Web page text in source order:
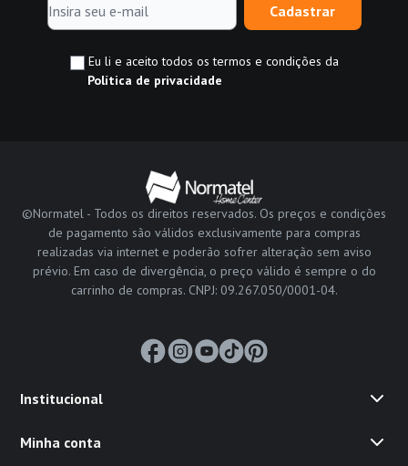
Cadastrar
Eu li e aceito todos os termos e condições da
Política de privacidade
©Normatel - Todos os direitos reservados. Os preços e condições
de pagamento são válidos exclusivamente para compras
realizadas via internet e poderão sofrer alteração sem aviso
prévio. Em caso de divergência, o preço válido é sempre o do
carrinho de compras. CNPJ: 09.267.050/0001-04.
Institucional
Minha conta